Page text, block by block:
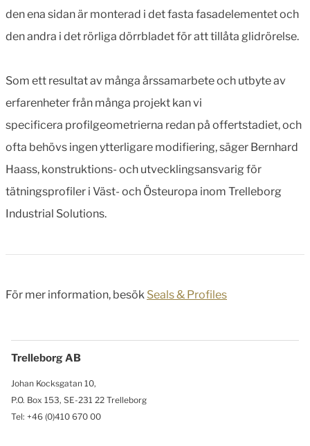
den ena sidan är monterad i det fasta fasadelementet och
den andra i det rörliga dörrbladet för att tillåta glidrörelse.
Som ett resultat av många årssamarbete och utbyte av
erfarenheter från många projekt kan vi
specificera profilgeometrierna redan på offertstadiet, och
ofta behövs ingen ytterligare modifiering, säger Bernhard
Haass, konstruktions- och utvecklingsansvarig för
tätningsprofiler i Väst- och Östeuropa inom Trelleborg
Industrial Solutions.
För mer information, besök Seals & Profiles
Trelleborg AB
Johan Kocksgatan 10,
P.O. Box 153, SE-231 22 Trelleborg
Tel: +46 (0)410 670 00